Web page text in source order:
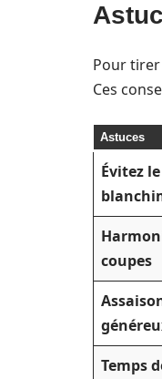
Pour
Ces
Astuces
Évitez le
coupes
Temps